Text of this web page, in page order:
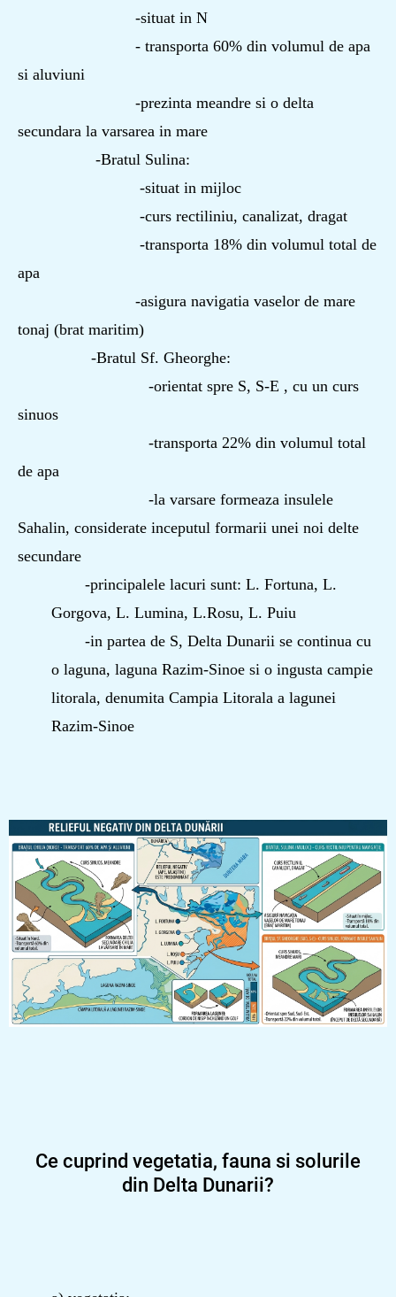
-situat in N
- transporta 60% din volumul de apa
si aluviuni
-prezinta meandre si o delta
secundara la varsarea in mare
-Bratul Sulina:
-situat in mijloc
-curs rectiliniu, canalizat, dragat
-transporta 18% din volumul total de
apa
-asigura navigatia vaselor de mare
tonaj (brat maritim)
-Bratul Sf. Gheorghe:
-orientat spre S, S-E , cu un curs
sinuos
-transporta 22% din volumul total
de apa
-la varsare formeaza insulele
Sahalin, considerate inceputul formarii unei noi delte
secundare
-principalele lacuri sunt: L. Fortuna, L.
Gorgova, L. Lumina, L.Rosu, L. Puiu
-in partea de S, Delta Dunarii se continua cu
o laguna, laguna Razim-Sinoe si o ingusta campie
litorala, denumita Campia Litorala a lagunei
Razim-Sinoe
Ce cuprind vegetatia, fauna si solurile
din Delta Dunarii?